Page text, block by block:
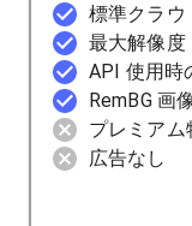
標準クラウ
最大解像度
API 使用時
RemBG 画
プレミアム
広告なし